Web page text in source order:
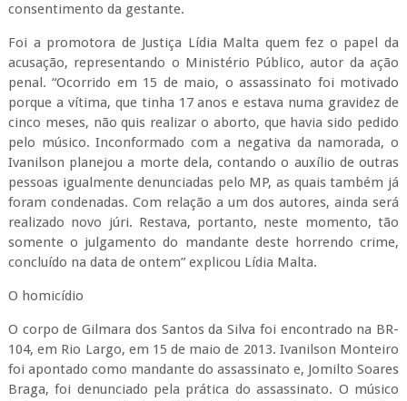
consentimento da gestante.
Foi a promotora de Justiça Lídia Malta quem fez o papel da
acusação, representando o Ministério Público, autor da ação
penal. “Ocorrido em 15 de maio, o assassinato foi motivado
porque a vítima, que tinha 17 anos e estava numa gravidez de
cinco meses, não quis realizar o aborto, que havia sido pedido
pelo músico. Inconformado com a negativa da namorada, o
Ivanilson planejou a morte dela, contando o auxílio de outras
pessoas igualmente denunciadas pelo MP, as quais também já
foram condenadas. Com relação a um dos autores, ainda será
realizado novo júri. Restava, portanto, neste momento, tão
somente o julgamento do mandante deste horrendo crime,
concluído na data de ontem” explicou Lídia Malta.
O homicídio
O corpo de Gilmara dos Santos da Silva foi encontrado na BR-
104, em Rio Largo, em 15 de maio de 2013. Ivanilson Monteiro
foi apontado como mandante do assassinato e, Jomilto Soares
Braga, foi denunciado pela prática do assassinato. O músico